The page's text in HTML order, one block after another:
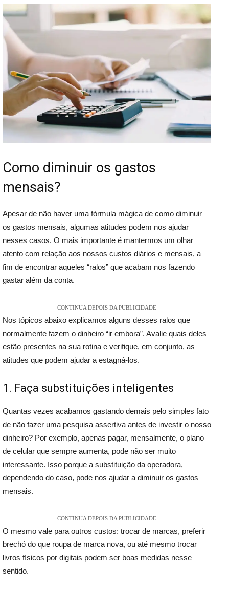
Como diminuir os gastos
mensais?
Apesar de não haver uma fórmula mágica de como diminuir
os gastos mensais, algumas atitudes podem nos ajudar
nesses casos. O mais importante é mantermos um olhar
atento com relação aos nossos custos diários e mensais, a
fim de encontrar aqueles “ralos” que acabam nos fazendo
gastar além da conta.
CONTINUA DEPOIS DA PUBLICIDADE
Nos tópicos abaixo explicamos alguns desses ralos que
normalmente fazem o dinheiro “ir embora”. Avalie quais deles
estão presentes na sua rotina e verifique, em conjunto, as
atitudes que podem ajudar a estagná-los.
1. Faça substituições inteligentes
Quantas vezes acabamos gastando demais pelo simples fato
de não fazer uma pesquisa assertiva antes de investir o nosso
dinheiro? Por exemplo, apenas pagar, mensalmente, o plano
de celular que sempre aumenta, pode não ser muito
interessante. Isso porque a substituição da operadora,
dependendo do caso, pode nos ajudar a diminuir os gastos
mensais.
CONTINUA DEPOIS DA PUBLICIDADE
O mesmo vale para outros custos: trocar de marcas, preferir
brechó do que roupa de marca nova, ou até mesmo trocar
livros físicos por digitais podem ser boas medidas nesse
sentido.